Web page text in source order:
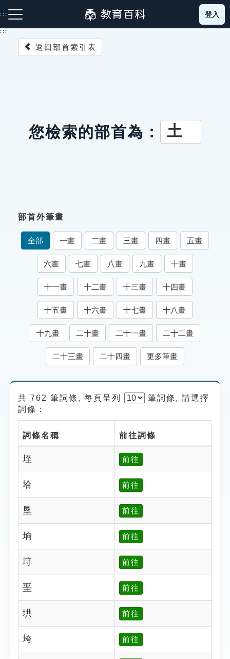
到
主
:::
成語故事
索引選單
知識索引
單字索引
生命大百科索引
遊戲專區
貓頭鷹博士
登入
:::
返回部首索引表
您檢索的部首為： 土
部首外筆畫
全部 一畫 二畫 三畫 四畫 五畫
六畫 七畫 八畫 九畫 十畫
十一畫 十二畫 十三畫 十四畫
十五畫 十六畫 十七畫 十八畫
十九畫 二十畫 二十一畫 二十二畫
二十三畫 二十四畫 更多筆畫
共 762 筆詞條, 每頁呈列 筆詞條, 請選擇
詞條：
詞條名稱 前往詞條
垤 前往
垥 前往
垦 前往
垧 前往
垨 前往
垩 前往
垬 前往
垮 前往